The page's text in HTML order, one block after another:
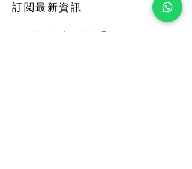
訂閲最新資訊
收到特別優惠及活動通知